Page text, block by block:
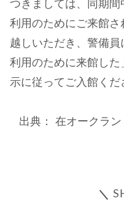
つきましては、同期
利用のためにご来館
越しいただき、警備
利用のために来館し
示に従ってご入館くだ
出典： 在オークラ